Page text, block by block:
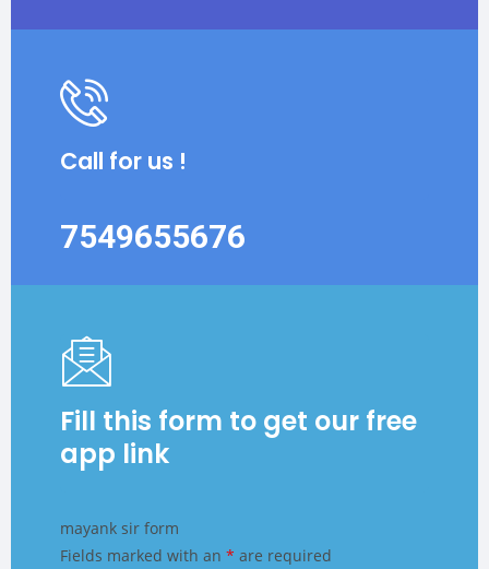
Call for us !
7549655676
Fill this form to get our free
app link
mayank sir form
Fields marked with an * are required